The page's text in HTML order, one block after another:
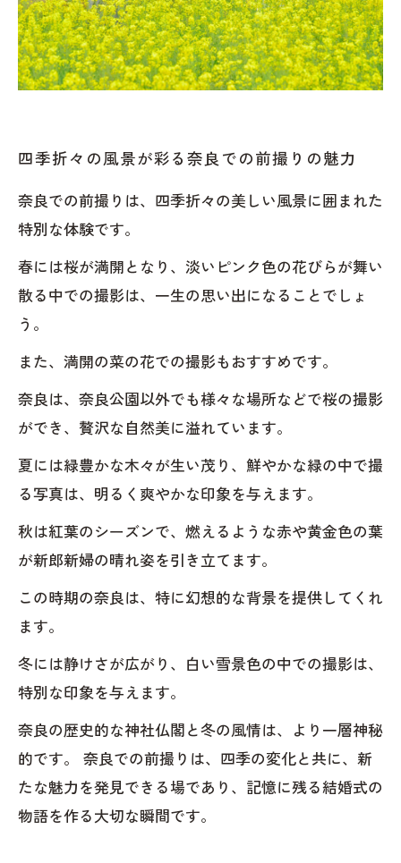
四季折々の風景が彩る奈良での前撮りの魅力
奈良での前撮りは、四季折々の美しい風景に囲まれた
特別な体験です。
春には桜が満開となり、淡いピンク色の花びらが舞い
散る中での撮影は、一生の思い出になることでしょ
う。
また、満開の菜の花での撮影もおすすめです。
奈良は、奈良公園以外でも様々な場所などで桜の撮影
ができ、贅沢な自然美に溢れています。
夏には緑豊かな木々が生い茂り、鮮やかな緑の中で撮
る写真は、明るく爽やかな印象を与えます。
秋は紅葉のシーズンで、燃えるような赤や黄金色の葉
が新郎新婦の晴れ姿を引き立てます。
この時期の奈良は、特に幻想的な背景を提供してくれ
ます。
冬には静けさが広がり、白い雪景色の中での撮影は、
特別な印象を与えます。
奈良の歴史的な神社仏閣と冬の風情は、より一層神秘
的です。 奈良での前撮りは、四季の変化と共に、新
たな魅力を発見できる場であり、記憶に残る結婚式の
物語を作る大切な瞬間です。